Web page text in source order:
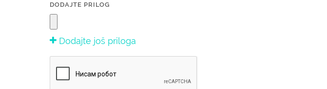
DODAJTE PRILOG
Dodajte još priloga